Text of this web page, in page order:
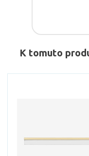
K tomuto